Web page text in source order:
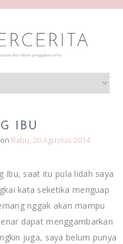
IBU
on Rabu, 20 Agustus 2014
Ibu, saat itu pula lidah saya
kata seketika menguap
nggak akan mampu
dapat menggambarkan
juga, saya belum punya